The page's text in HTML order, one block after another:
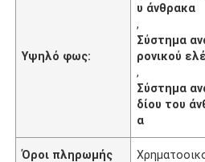
Υψηλό φως:
υ άνθρακα
,
Σύστημα
ρονικού
,
Σύστημα
δίου του
α
Όροι πληρωμής